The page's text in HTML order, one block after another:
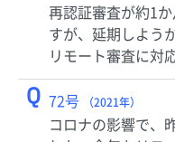
再認証審査が約1
すが、延期しよう
リモート審査に対
Q 72号 （2021年）
コロナの影響で、